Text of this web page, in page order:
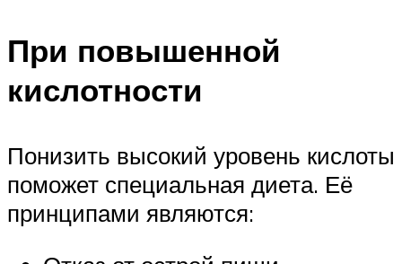
При повышенной
кислотности
Понизить высокий уровень кислоты
поможет специальная диета. Её
принципами являются: